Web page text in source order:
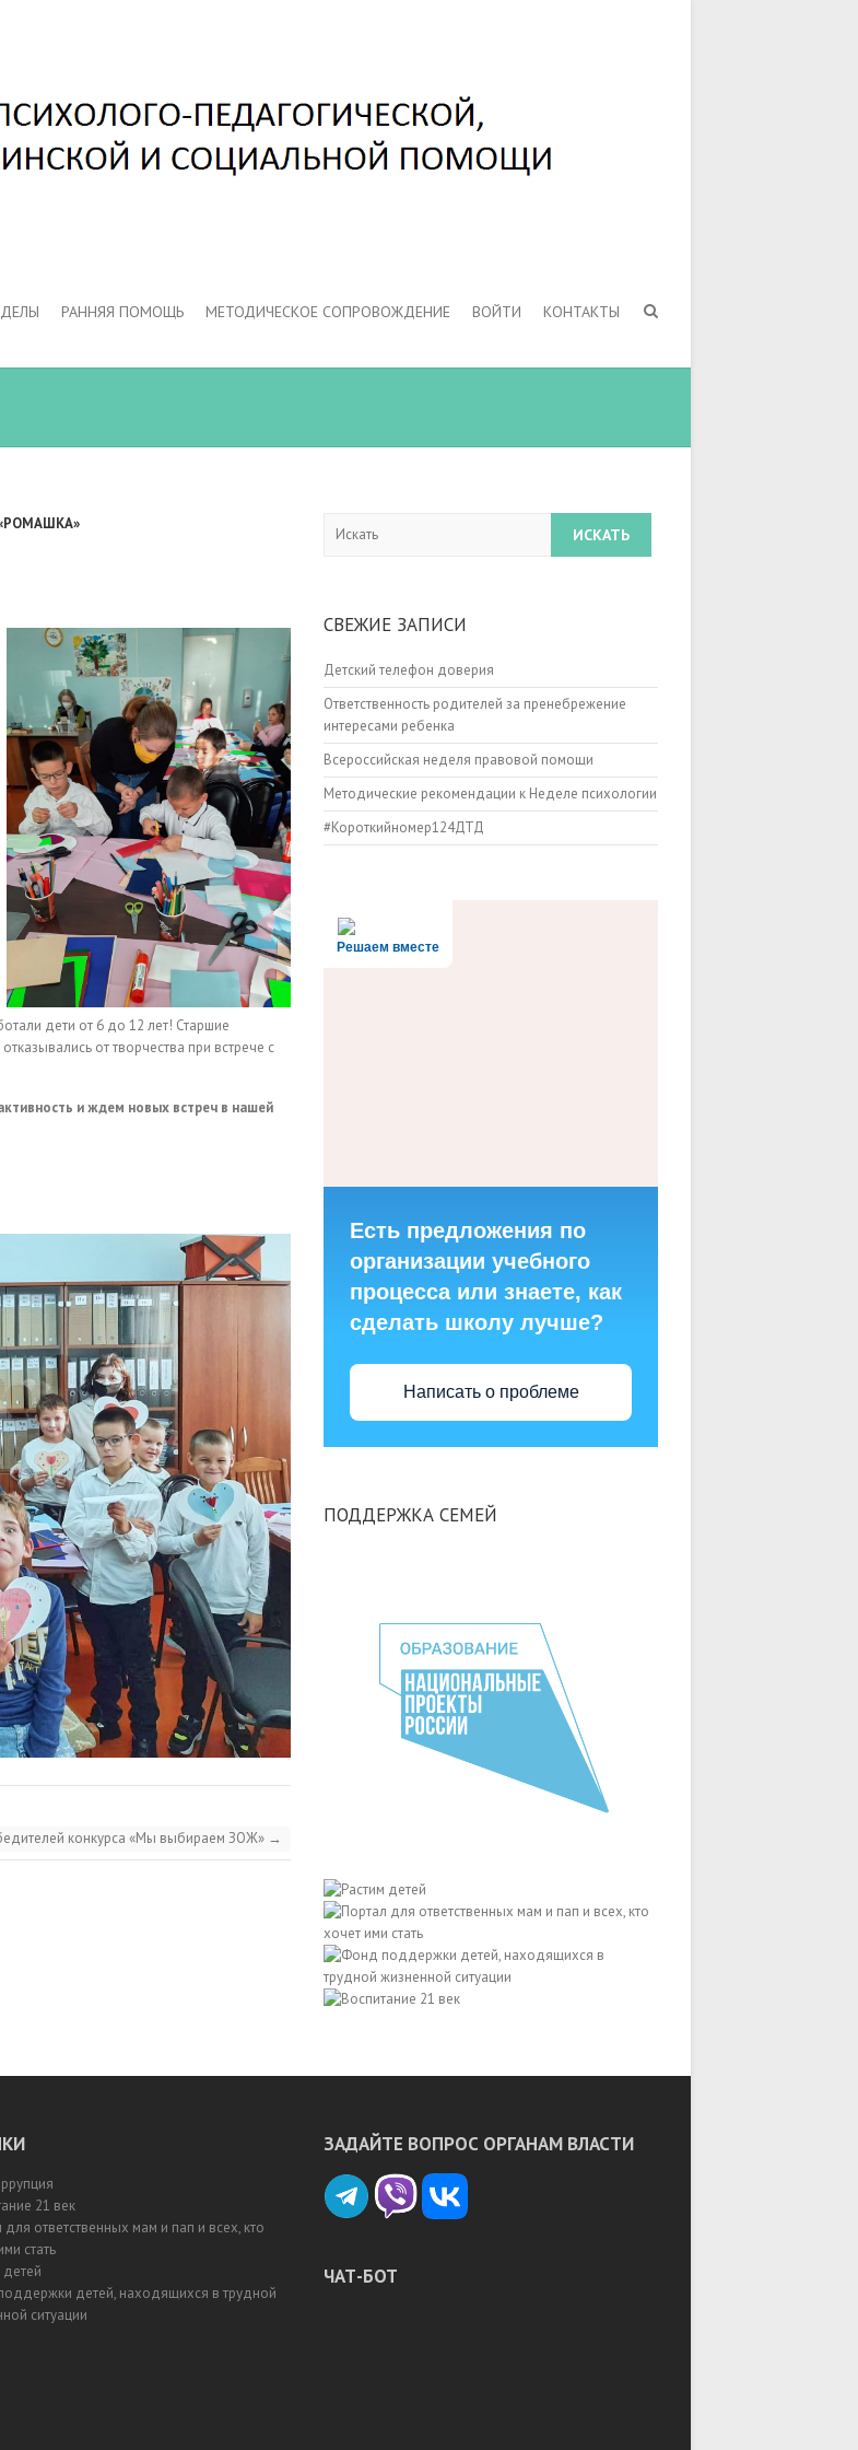
РАННЯЯ ПОМОЩЬ МЕТОДИЧЕСКОЕ СОПРОВОЖДЕНИЕ ВОЙТИ КОНТАКТЫ
дети от 6 до 12 лет! Старшие
от творчества при встрече с
и ждем новых встреч в нашей
конкурса «Мы выбираем ЗОЖ» →
СВЕЖИЕ ЗАПИСИ
Детский телефон доверия
Ответственность родителей за пренебрежение
интересами ребенка
Всероссийская неделя правовой помощи
Методические рекомендации к Неделе психологии
#Короткийномер124ДТД
Решаем вместе
Есть предложения по
организации учебного
процесса или знаете, как
сделать школу лучше?
Написать о проблеме
ПОДДЕРЖКА СЕМЕЙ
21 век
для ответственных мам и пап и всех, кто
стать
детей
детей, находящихся в трудной
ситуации
ЗАДАЙТЕ ВОПРОС ОРГАНАМ ВЛАСТИ
ЧАТ-БОТ